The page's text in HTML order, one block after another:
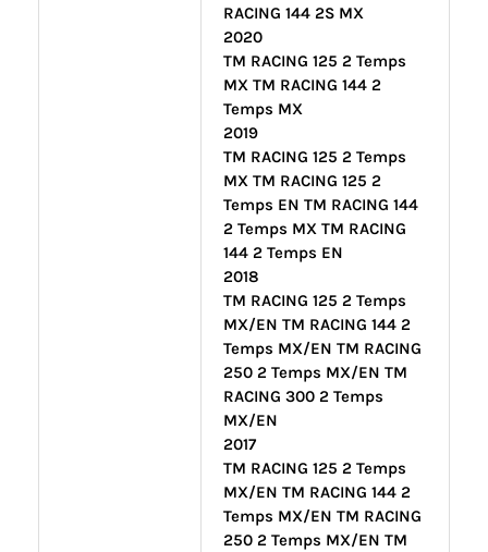
RACING 144 2S MX
2020
TM RACING 125 2 Temps
MX TM RACING 144 2
Temps MX
2019
TM RACING 125 2 Temps
MX TM RACING 125 2
Temps EN TM RACING 144
2 Temps MX TM RACING
144 2 Temps EN
2018
TM RACING 125 2 Temps
MX/EN TM RACING 144 2
Temps MX/EN TM RACING
250 2 Temps MX/EN TM
RACING 300 2 Temps
MX/EN
2017
TM RACING 125 2 Temps
MX/EN TM RACING 144 2
Temps MX/EN TM RACING
250 2 Temps MX/EN TM